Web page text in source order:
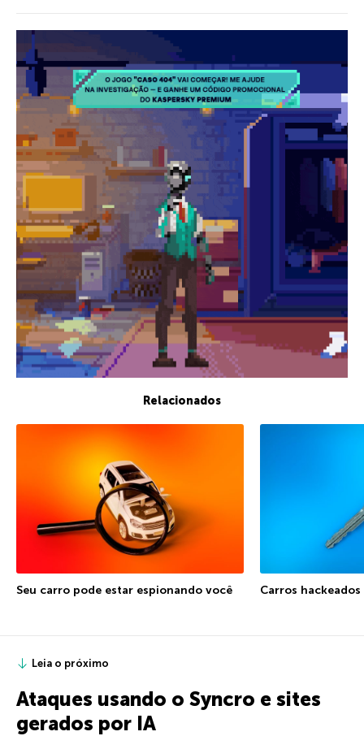
Relacionados
Seu carro pode estar espionando você Carros
Leia o próximo
Ataques usando o Syncro e sites
gerados por IA